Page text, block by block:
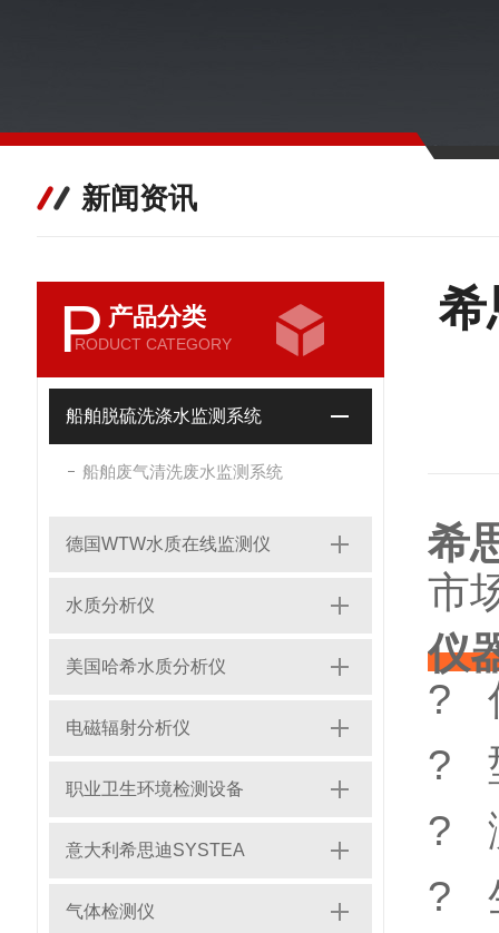
新闻资讯
P 产品分类
RODUCT CATEGORY
船舶脱硫洗涤水监测系统
船舶废气清洗废水监测系统
德国WTW水质在线监测仪
水质分析仪
美国哈希水质分析仪
电磁辐射分析仪
职业卫生环境检测设备
意大利希思迪SYSTEA
气体检测仪
希
希
市
仪
?
?
?
?